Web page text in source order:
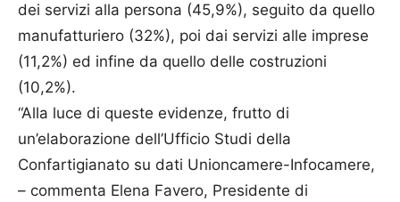
dei servizi alla persona (45,9%), seguito da quello
manufatturiero (32%), poi dai servizi alle imprese
(11,2%) ed infine da quello delle costruzioni
(10,2%).
“Alla luce di queste evidenze, frutto di
un’elaborazione dell’Ufficio Studi della
Confartigianato su dati Unioncamere-Infocamere,
– commenta Elena Favero, Presidente di